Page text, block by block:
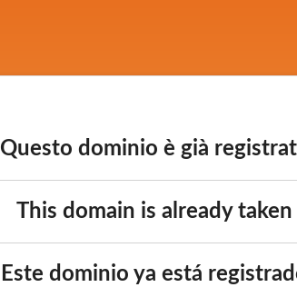
Questo dominio è già
This domain is already taken
Este dominio ya está